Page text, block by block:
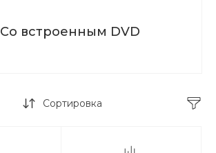
Со встроенным DVD
Сортировка